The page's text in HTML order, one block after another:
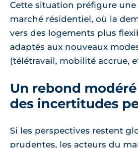
Cette situation préfigure
marché résidentiel, où la
vers des logements plus
adaptés aux nouveaux
(télétravail, mobilité accrue,
Un rebond
des incertitudes
Si les perspectives restent
prudentes, les acteurs du